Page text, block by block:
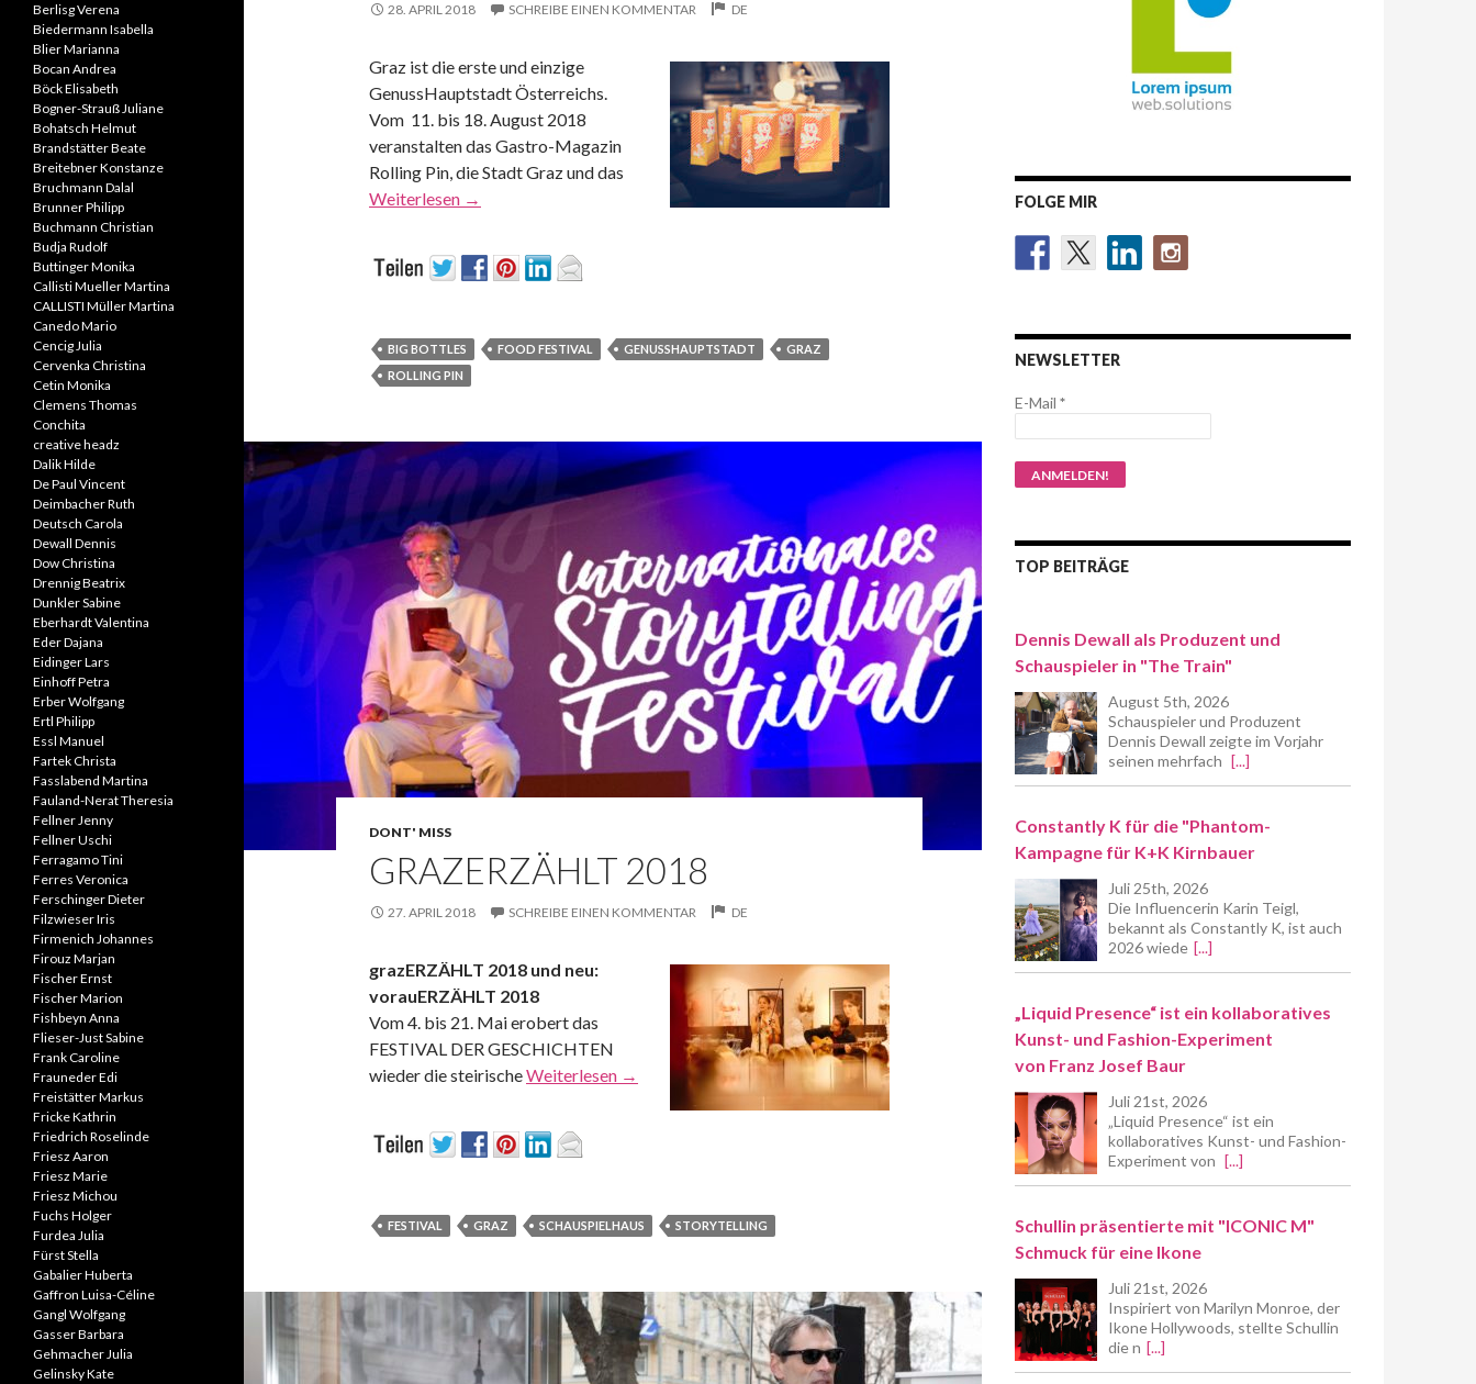
28. APRIL 2018 SCHREIBE EINEN KOMMENTAR DE
Graz ist die erste und einzige
GenussHauptstadt Österreichs.
Vom 11. bis 18. August 2018
veranstalten das Gastro-Magazin
Rolling Pin, die Stadt Graz und das
Weiterlesen →
BIG BOTTLES FOOD FESTIVAL GENUSSHAUPTSTADT
GRAZ
ROLLING PIN
DONT' MISS
GRAZERZÄHLT 2018
27. APRIL 2018 SCHREIBE EINEN KOMMENTAR DE
grazERZÄHLT 2018 und neu:
vorauERZÄHLT 2018
Vom 4. bis 21. Mai erobert das
FESTIVAL DER GESCHICHTEN
wieder die steirischeWeiterlesen →
FESTIVAL GRAZ SCHAUSPIELHAUS STORYTELLING
FOLGE MIR
NEWSLETTER
E-Mail *
TOP BEITRÄGE
Dennis Dewall als Produzent und
Schauspieler in "The Train"
August 5th, 2026
Schauspieler und Produzent
Dennis Dewall zeigte im Vorjahr
seinen mehrfach [...]
Constantly K für die "Phantom-
Kampagne für K+K Kirnbauer
Juli 25th, 2026
Die Influencerin Karin Teigl,
bekannt als Constantly K, ist auch
2026 wiede [...]
„Liquid Presence“ ist ein kollaboratives
Kunst- und Fashion-Experiment
von Franz Josef Baur
Juli 21st, 2026
„Liquid Presence“ ist ein
kollaboratives Kunst- und Fashion-
Experiment von [...]
Schullin präsentierte mit "ICONIC M"
Schmuck für eine Ikone
Juli 21st, 2026
Inspiriert von Marilyn Monroe, der
Ikone Hollywoods, stellte Schullin
die n [...]
Berlisg Verena
Biedermann Isabella
Blier Marianna
Bocan Andrea
Böck Elisabeth
Bogner-Strauß Juliane
Bohatsch Helmut
Brandstätter Beate
Breitebner Konstanze
Bruchmann Dalal
Brunner Philipp
Buchmann Christian
Budja Rudolf
Buttinger Monika
Callisti Mueller Martina
CALLISTI Müller Martina
Canedo Mario
Cencig Julia
Cervenka Christina
Cetin Monika
Clemens Thomas
Conchita
creative headz
Dalik Hilde
De Paul Vincent
Deimbacher Ruth
Deutsch Carola
Dewall Dennis
Dow Christina
Drennig Beatrix
Dunkler Sabine
Eberhardt Valentina
Eder Dajana
Eidinger Lars
Einhoff Petra
Erber Wolfgang
Ertl Philipp
Essl Manuel
Fartek Christa
Fasslabend Martina
Fauland-Nerat Theresia
Fellner Jenny
Fellner Uschi
Ferragamo Tini
Ferres Veronica
Ferschinger Dieter
Filzwieser Iris
Firmenich Johannes
Firouz Marjan
Fischer Ernst
Fischer Marion
Fishbeyn Anna
Flieser-Just Sabine
Frank Caroline
Frauneder Edi
Freistätter Markus
Fricke Kathrin
Friedrich Roselinde
Friesz Aaron
Friesz Marie
Friesz Michou
Fuchs Holger
Furdea Julia
Fürst Stella
Gabalier Huberta
Gaffron Luisa-Céline
Gangl Wolfgang
Gasser Barbara
Gehmacher Julia
Gelinsky Kate